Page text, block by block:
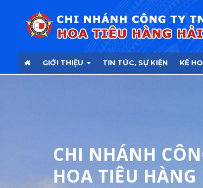
GIỚI THIỆU TIN TỨC, SỰ KIỆN KẾ
CHI NHÁNH
HOA TIÊU